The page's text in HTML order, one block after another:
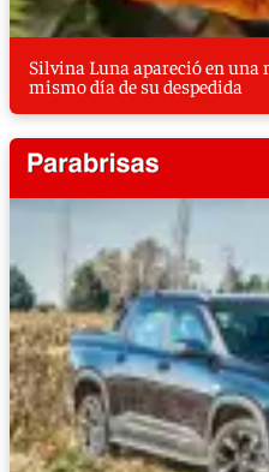
Silvina Luna apareció en una
mismo día de su despedida